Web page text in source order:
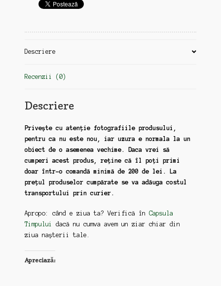
Descriere
Recenzii (0)
Descriere
Privește cu atenție fotografiile produsului,
pentru ca nu este nou, iar uzura e normala la un
obiect de o asemenea vechime. Daca vrei să
cumperi acest produs, reține că îl poți primi
doar într-o comandă minimă de 200 de lei. La
prețul produselor cumpărate se va adăuga costul
transportului prin curier.
Apropo: când e ziua ta? Verifică în Capsula
Timpului
dacă nu cumva avem un ziar chiar din
ziua nașterii tale.
Apreciază: